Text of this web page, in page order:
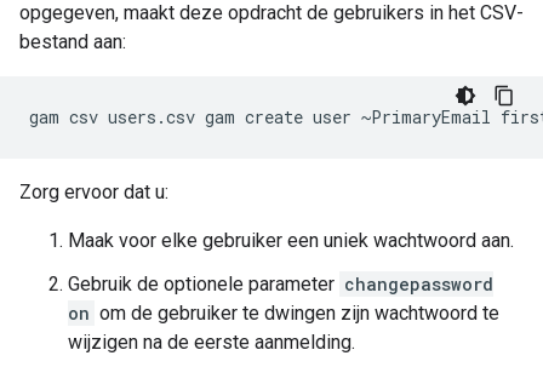
opgegeven, maakt deze opdracht de gebruikers in het CSV-
bestand aan:
Zorg ervoor dat u:
Maak voor elke gebruiker een uniek wachtwoord aan.
Gebruik de optionele parameter changepassword
on om de gebruiker te dwingen zijn wachtwoord te
wijzigen na de eerste aanmelding.